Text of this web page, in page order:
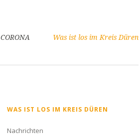
CORONA Was ist los im Kreis Düren
Navigation
WAS IST LOS IM KREIS DÜREN
Nachrichten